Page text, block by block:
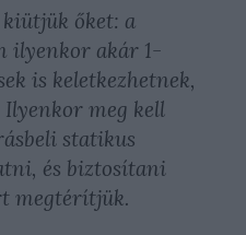
kiütjük őket: a
ilyenkor akár 1-
is keletkezhetnek,
meg kell
statikus
és biztosítani
megtérítjük.